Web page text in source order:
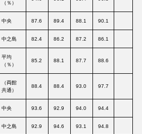
（％）
中央 87.6 89.4 88.1 90.1
中之島 82.4 86.2 87.2 86.1
平均
（％）
85.2 88.1 87.7 88.6
（両館
共通）
88.4 88.4 93.0 97.7
中央 93.6 92.9 94.0 94.4
中之島 92.9 94.6 93.1 94.8